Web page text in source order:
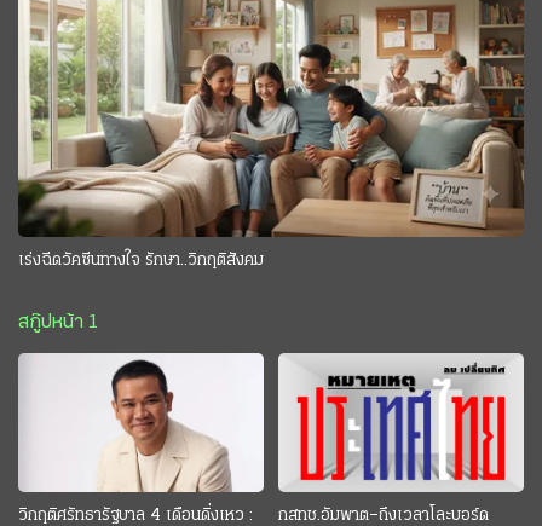
เร่งฉีดวัคซีนทางใจ รักษา..วิกฤติสังคม
สกู๊ปหน้า 1
วิกฤติศรัทธารัฐบาล 4 เดือนดิ่งเหว :
กสทช.อัมพาต–ถึงเวลาโละบอร์ด